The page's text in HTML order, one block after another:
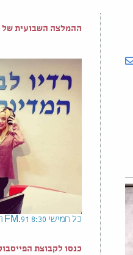
ההמלצה השבועית של
כל חמישי 8:30 91.FM האזינו!
כנסו לקבוצת